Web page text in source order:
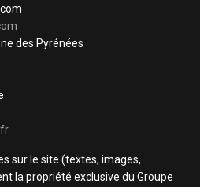
des Pyrénées
sur le site (textes, images,
la propriété exclusive du Groupe